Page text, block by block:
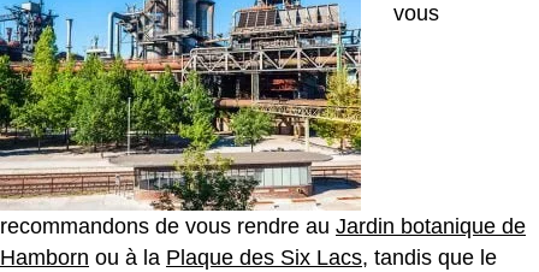
vous
recommandons de vous rendre au Jardin botanique de
Hamborn ou à la Plaque des Six Lacs, tandis que le